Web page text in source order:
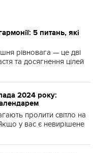
5 питань, які
рівновага — це дві
та досягнення цілей
2024 року:
пролити світло на
Якщо у вас є невирішене